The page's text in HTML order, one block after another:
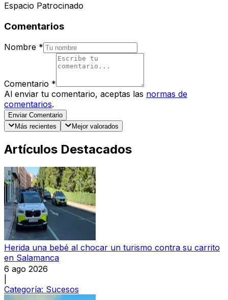
Espacio Patrocinado
Comentarios
Nombre *
Comentario *
Al enviar tu comentario, aceptas las normas de
comentarios.
Enviar Comentario
Más recientes
Mejor valorados
Artículos Destacados
Herida una bebé al chocar un turismo contra su carrito
en Salamanca
6 ago 2026
Categoría: Sucesos